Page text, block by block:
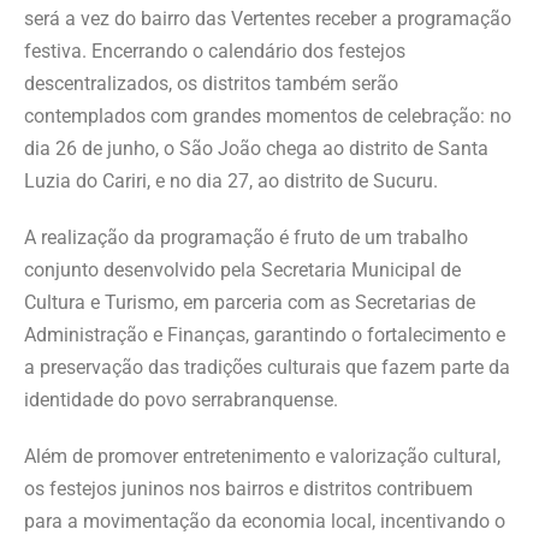
será a vez do bairro das Vertentes receber a programação
festiva. Encerrando o calendário dos festejos
descentralizados, os distritos também serão
contemplados com grandes momentos de celebração: no
dia 26 de junho, o São João chega ao distrito de Santa
Luzia do Cariri, e no dia 27, ao distrito de Sucuru.
A realização da programação é fruto de um trabalho
conjunto desenvolvido pela Secretaria Municipal de
Cultura e Turismo, em parceria com as Secretarias de
Administração e Finanças, garantindo o fortalecimento e
a preservação das tradições culturais que fazem parte da
identidade do povo serrabranquense.
Além de promover entretenimento e valorização cultural,
os festejos juninos nos bairros e distritos contribuem
para a movimentação da economia local, incentivando o